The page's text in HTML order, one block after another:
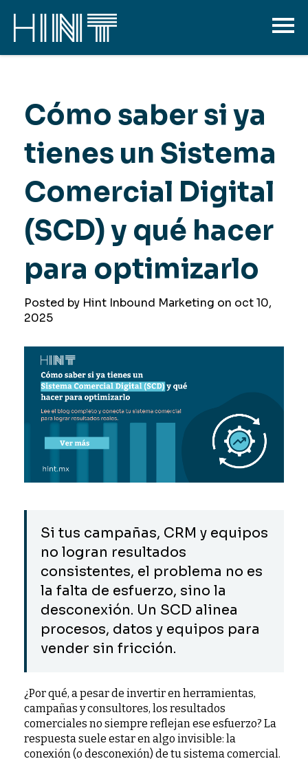
Cómo saber si ya
tienes un Sistema
Comercial Digital
(SCD) y qué hacer
para optimizarlo
Posted by Hint Inbound Marketing on oct 10,
2025
Si tus campañas, CRM y equipos
no logran resultados
consistentes, el problema no es
la falta de esfuerzo, sino la
desconexión. Un SCD alinea
procesos, datos y equipos para
vender sin fricción.
¿Por qué, a pesar de invertir en herramientas,
campañas y consultores, los resultados
comerciales no siempre reflejan ese esfuerzo? La
respuesta suele estar en algo invisible: la
conexión (o desconexión) de tu sistema comercial.